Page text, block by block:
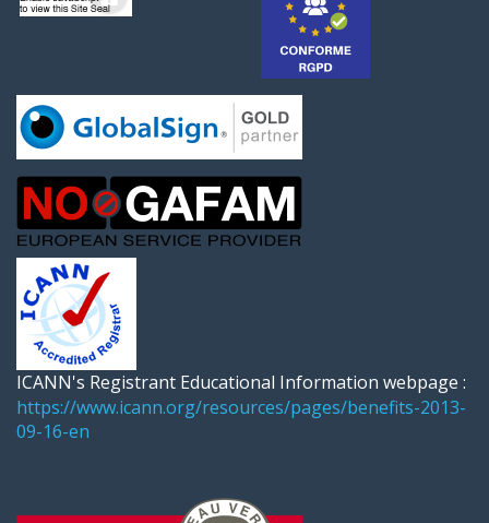
ICANN's Registrant Educational Information webpage :
https://www.icann.org/resources/pages/benefits-2013-
09-16-en